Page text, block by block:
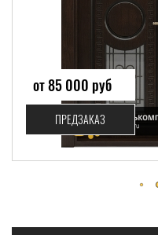
от 330 000 руб
ПРЕДЗАКАЗ